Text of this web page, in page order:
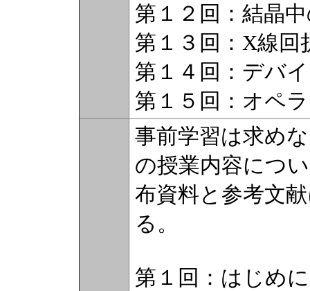
第１２回：結晶
第１３回：X線回
第１４回：デバ
第１５回：オペ
事前学習は求め
の授業内容につ
布資料と参考文
る。
第１回：はじめ